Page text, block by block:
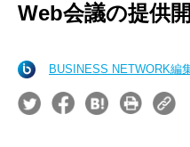
Web会議の提供
BUSINESS NETWORK編